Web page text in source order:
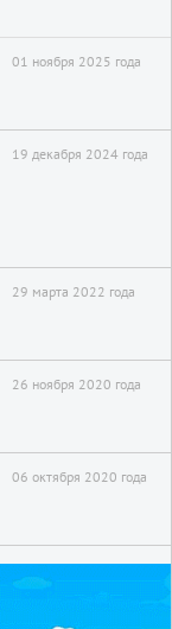
01 ноября 2025 года
19 декабря 2024 года
29 марта 2022 года
26 ноября 2020 года
06 октября 2020 года